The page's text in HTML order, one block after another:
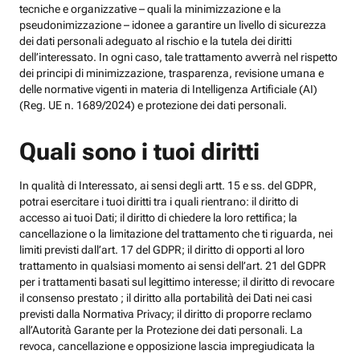
tecniche e organizzative – quali la minimizzazione e la
pseudonimizzazione – idonee a garantire un livello di sicurezza
dei dati personali adeguato al rischio e la tutela dei diritti
dell’interessato. In ogni caso, tale trattamento avverrà nel rispetto
dei principi di minimizzazione, trasparenza, revisione umana e
delle normative vigenti in materia di Intelligenza Artificiale (AI)
(Reg. UE n. 1689/2024) e protezione dei dati personali.
Quali sono i tuoi diritti
In qualità di Interessato, ai sensi degli artt. 15 e ss. del GDPR,
potrai esercitare i tuoi diritti tra i quali rientrano: il diritto di
accesso ai tuoi Dati; il diritto di chiedere la loro rettifica; la
cancellazione o la limitazione del trattamento che ti riguarda, nei
limiti previsti dall’art. 17 del GDPR; il diritto di opporti al loro
trattamento in qualsiasi momento ai sensi dell’art. 21 del GDPR
per i trattamenti basati sul legittimo interesse; il diritto di revocare
il consenso prestato ; il diritto alla portabilità dei Dati nei casi
previsti dalla Normativa Privacy; il diritto di proporre reclamo
all’Autorità Garante per la Protezione dei dati personali. La
revoca, cancellazione e opposizione lascia impregiudicata la